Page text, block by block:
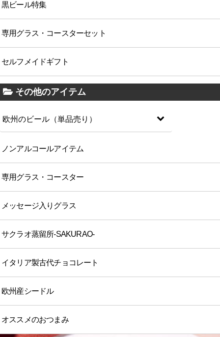
黒ビール特集
専用グラス・コースターセット
セルフメイドギフト
その他のアイテム
欧州のビール（単品売り）
ノンアルコールアイテム
専用グラス・コースター
メッセージ入りグラス
サクラオ蒸留所-SAKURAO-
イタリア製古代チョコレート
欧州産シードル
オススメのおつまみ